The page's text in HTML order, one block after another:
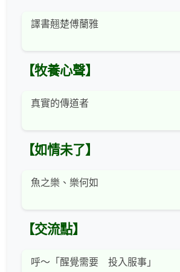
譯書翹楚傅蘭雅
【牧養心聲】
真實的傳道者
【如情未了】
魚之樂、樂何如
【交流點】
呼～「醒覺需要 投入服事」